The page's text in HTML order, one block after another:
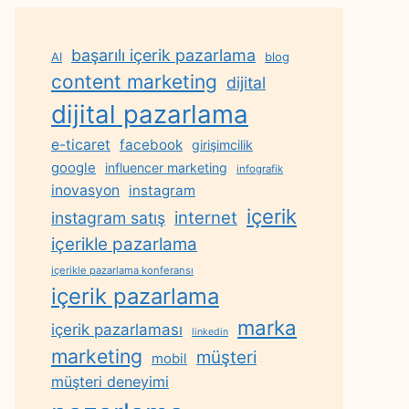
AI başarılı içerik pazarlama blog
content marketing dijital
dijital pazarlama
e-ticaret facebook girişimcilik
google influencer marketing infografik
inovasyon instagram
instagram satış internet içerik
içerikle pazarlama
içerikle pazarlama konferansı
içerik pazarlama
içerik pazarlaması linkedin marka
marketing mobil müşteri
müşteri deneyimi